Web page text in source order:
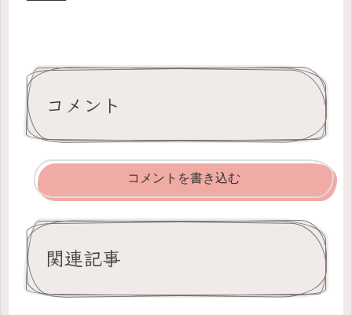
コメント
コメントを書き込む
関連記事